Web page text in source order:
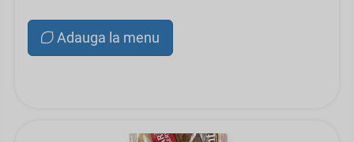
Adauga la menu